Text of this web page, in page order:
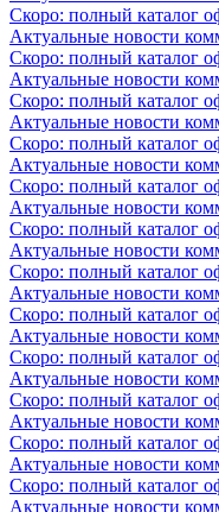
Скоро: полный каталог
Актуальные новости
Скоро: полный каталог
Актуальные новости
Скоро: полный каталог
Актуальные новости
Скоро: полный каталог
Актуальные новости
Скоро: полный каталог
Актуальные новости
Скоро: полный каталог
Актуальные новости
Скоро: полный каталог
Актуальные новости
Скоро: полный каталог
Актуальные новости
Скоро: полный каталог
Актуальные новости
Скоро: полный каталог
Актуальные новости
Скоро: полный каталог
Актуальные новости
Скоро: полный каталог
Актуальные новости